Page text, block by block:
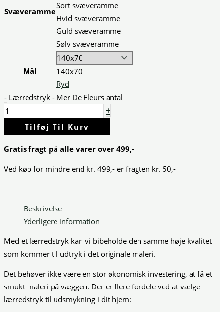
Svæveramme
Sort svæveramme
Hvid svæveramme
Guld svæveramme
Sølv svæveramme
Mål
140x70
Ryd
- Lærredstryk - Mer De Fleurs antal
+
Tilføj Til Kurv
Gratis fragt på alle varer over 499,-
Ved køb for mindre end kr. 499,- er fragten kr. 50,-
Beskrivelse
Yderligere information
Med et lærredstryk kan vi bibeholde den samme høje kvalitet
som kommer til udtryk i det originale maleri.
Det behøver ikke være en stor økonomisk investering, at få et
smukt maleri på væggen. Der er flere fordele ved at vælge
lærredstryk til udsmykning i dit hjem: